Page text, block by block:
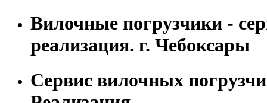
Вилочные погрузчики -
реализация. г. Чебоксары
Сервис вилочных